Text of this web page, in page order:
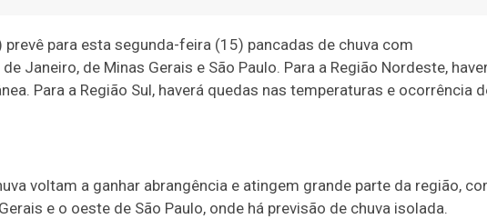
para esta segunda-feira (15) pancadas de chuva com
Janeiro, de Minas Gerais e São Paulo. Para a Região Nordeste,
Para a Região Sul, haverá quedas nas temperaturas e ocorrência
voltam a ganhar abrangência e atingem grande parte da região,
e o oeste de São Paulo, onde há previsão de chuva isolada.